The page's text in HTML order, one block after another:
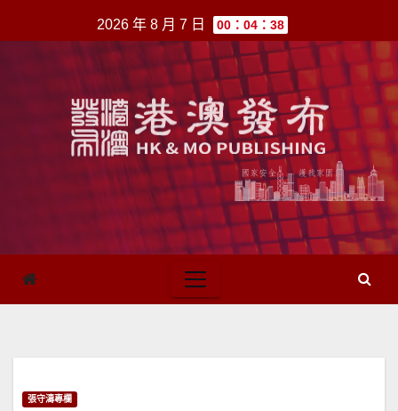
至
2026 年 8 月 7 日 00：04：38
張守濤專欄